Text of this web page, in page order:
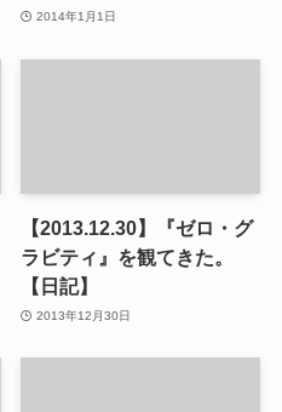
2014年1月1日
【2013.12.30】『ゼロ・グ
ラビティ』を観てきた。
【日記】
2013年12月30日